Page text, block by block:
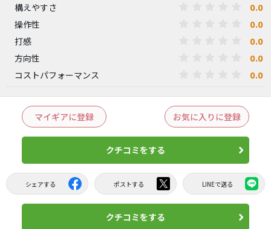
構えやすさ 0.0
操作性 0.0
打感 0.0
方向性 0.0
コストパフォーマンス 0.0
マイギアに登録 お気に入りに登録
クチコミをする
シェアする ポストする LINEで送る
クチコミをする